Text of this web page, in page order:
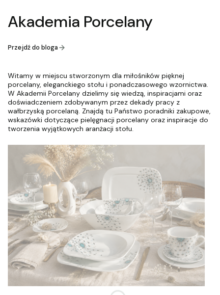
Akademia Porcelany
Przejdź do bloga
Witamy w miejscu stworzonym dla miłośników pięknej
porcelany, eleganckiego stołu i ponadczasowego wzornictwa.
W Akademii Porcelany dzielimy się wiedzą, inspiracjami oraz
doświadczeniem zdobywanym przez dekady pracy z
wałbrzyską porcelaną. Znajdą tu Państwo poradniki zakupowe,
wskazówki dotyczące pielęgnacji porcelany oraz inspiracje do
tworzenia wyjątkowych aranżacji stołu.